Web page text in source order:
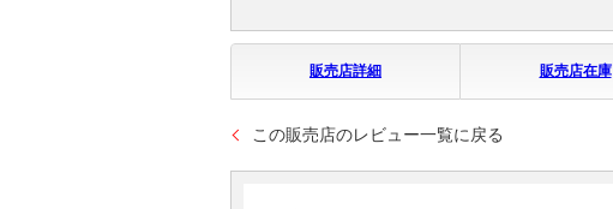
販売店詳細 販売店在庫
この販売店のレビュー一覧に戻る